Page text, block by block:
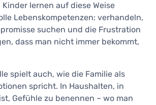
lernen auf diese Weise
Lebenskompetenzen: verhandeln,
suchen und die Frustration
dass man nicht immer bekommt,
spielt auch, wie die Familie als
spricht. In Haushalten, in
Gefühle zu benennen – wo man